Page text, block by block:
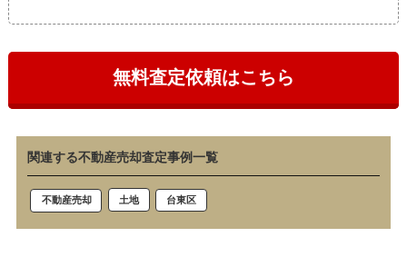
無料査定依頼はこちら
関連する不動産売却査定事例一覧
不動産売却 土地 台東区